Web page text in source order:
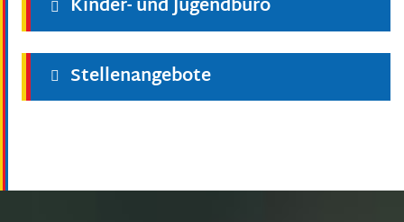
Kinder- und Jugendbüro
Stellenangebote